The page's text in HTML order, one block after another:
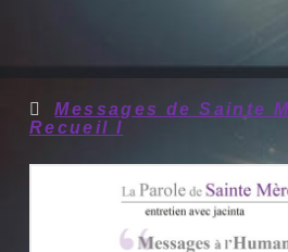
Messages de Sainte
Recueil I